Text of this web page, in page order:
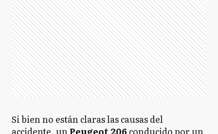
Si bien no están claras las causas del
accidente, un Peugeot 206 conducido por un